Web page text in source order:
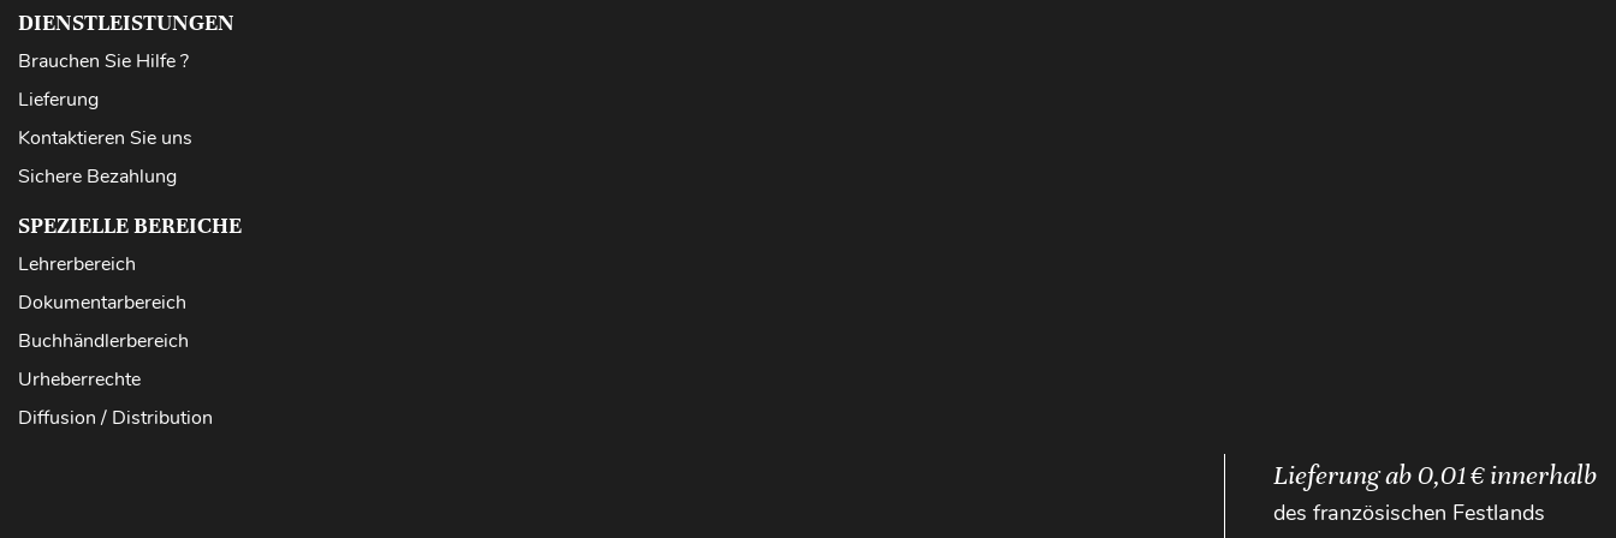
DIENSTLEISTUNGEN
Brauchen Sie Hilfe ?
Lieferung
Kontaktieren Sie uns
Sichere Bezahlung
SPEZIELLE BEREICHE
Lehrerbereich
Dokumentarbereich
Buchhändlerbereich
Urheberrechte
Diffusion / Distribution
Lieferung ab 0,01 € innerhalb
des französischen Festlands